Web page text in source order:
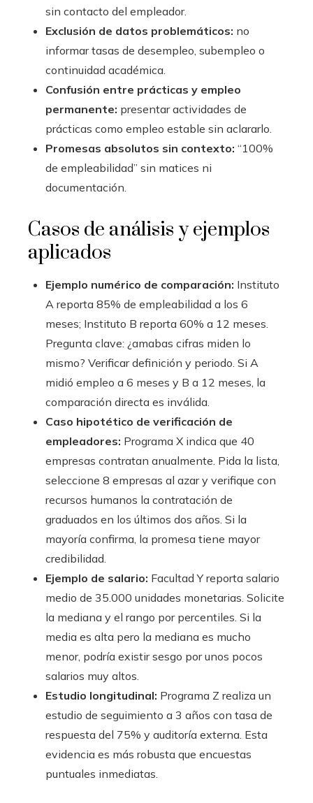
sin contacto del empleador.
Exclusión de datos problemáticos: no
informar tasas de desempleo, subempleo o
continuidad académica.
Confusión entre prácticas y empleo
permanente: presentar actividades de
prácticas como empleo estable sin aclararlo.
Promesas absolutos sin contexto: “100%
de empleabilidad” sin matices ni
documentación.
Casos de análisis y ejemplos
aplicados
Ejemplo numérico de comparación: Instituto
A reporta 85% de empleabilidad a los 6
meses; Instituto B reporta 60% a 12 meses.
Pregunta clave: ¿amabas cifras miden lo
mismo? Verificar definición y periodo. Si A
midió empleo a 6 meses y B a 12 meses, la
comparación directa es inválida.
Caso hipotético de verificación de
empleadores: Programa X indica que 40
empresas contratan anualmente. Pida la lista,
seleccione 8 empresas al azar y verifique con
recursos humanos la contratación de
graduados en los últimos dos años. Si la
mayoría confirma, la promesa tiene mayor
credibilidad.
Ejemplo de salario: Facultad Y reporta salario
medio de 35.000 unidades monetarias. Solicite
la mediana y el rango por percentiles. Si la
media es alta pero la mediana es mucho
menor, podría existir sesgo por unos pocos
salarios muy altos.
Estudio longitudinal: Programa Z realiza un
estudio de seguimiento a 3 años con tasa de
respuesta del 75% y auditoría externa. Esta
evidencia es más robusta que encuestas
puntuales inmediatas.